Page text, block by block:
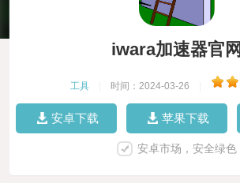
iwara加速器官网
工具 时间：2024-03-26
安卓下载 苹果下载
安卓市场，安全绿色